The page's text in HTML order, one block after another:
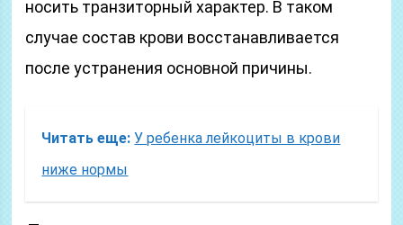
носить транзиторный характер. В таком
случае состав крови восстанавливается
после устранения основной причины.
Читать еще: У ребенка лейкоциты в крови
ниже нормы